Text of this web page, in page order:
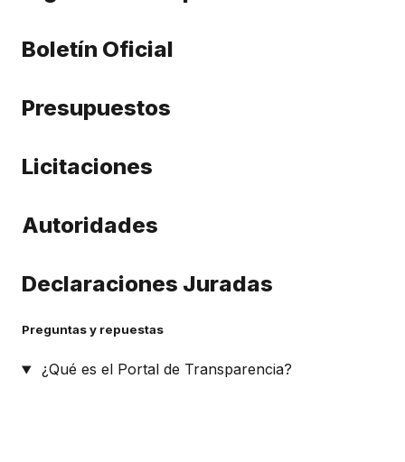
Boletín Oficial
Presupuestos
Licitaciones
Autoridades
Declaraciones Juradas
Preguntas y repuestas
¿Qué es el Portal de Transparencia?